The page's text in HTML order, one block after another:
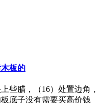
板的
些腊，（16）处置边角，
底子没有需要买高价钱